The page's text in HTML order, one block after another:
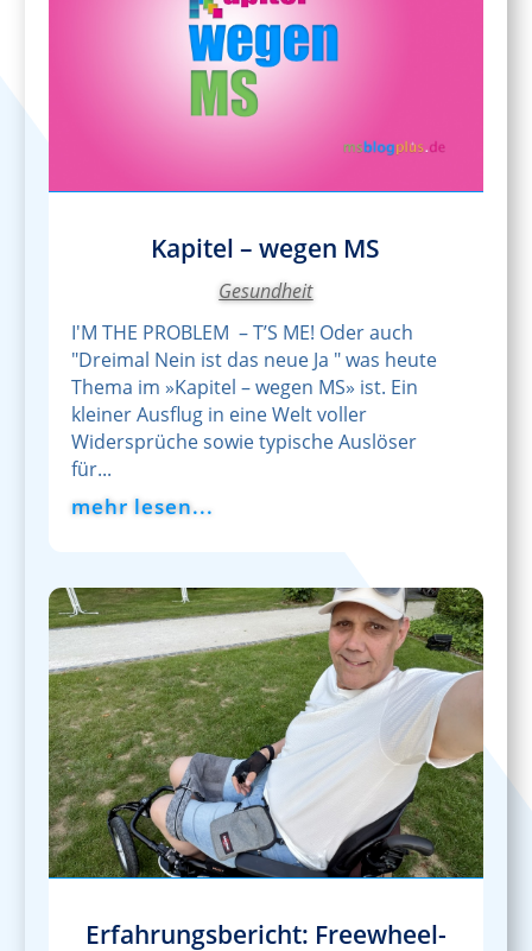
Kapitel – wegen MS
Gesundheit
I'M THE PROBLEM – T’S ME! Oder auch
"Dreimal Nein ist das neue Ja " was heute
Thema im »Kapitel – wegen MS» ist. Ein
kleiner Ausflug in eine Welt voller
Widersprüche sowie typische Auslöser
für...
mehr lesen...
Erfahrungsbericht: Freewheel-